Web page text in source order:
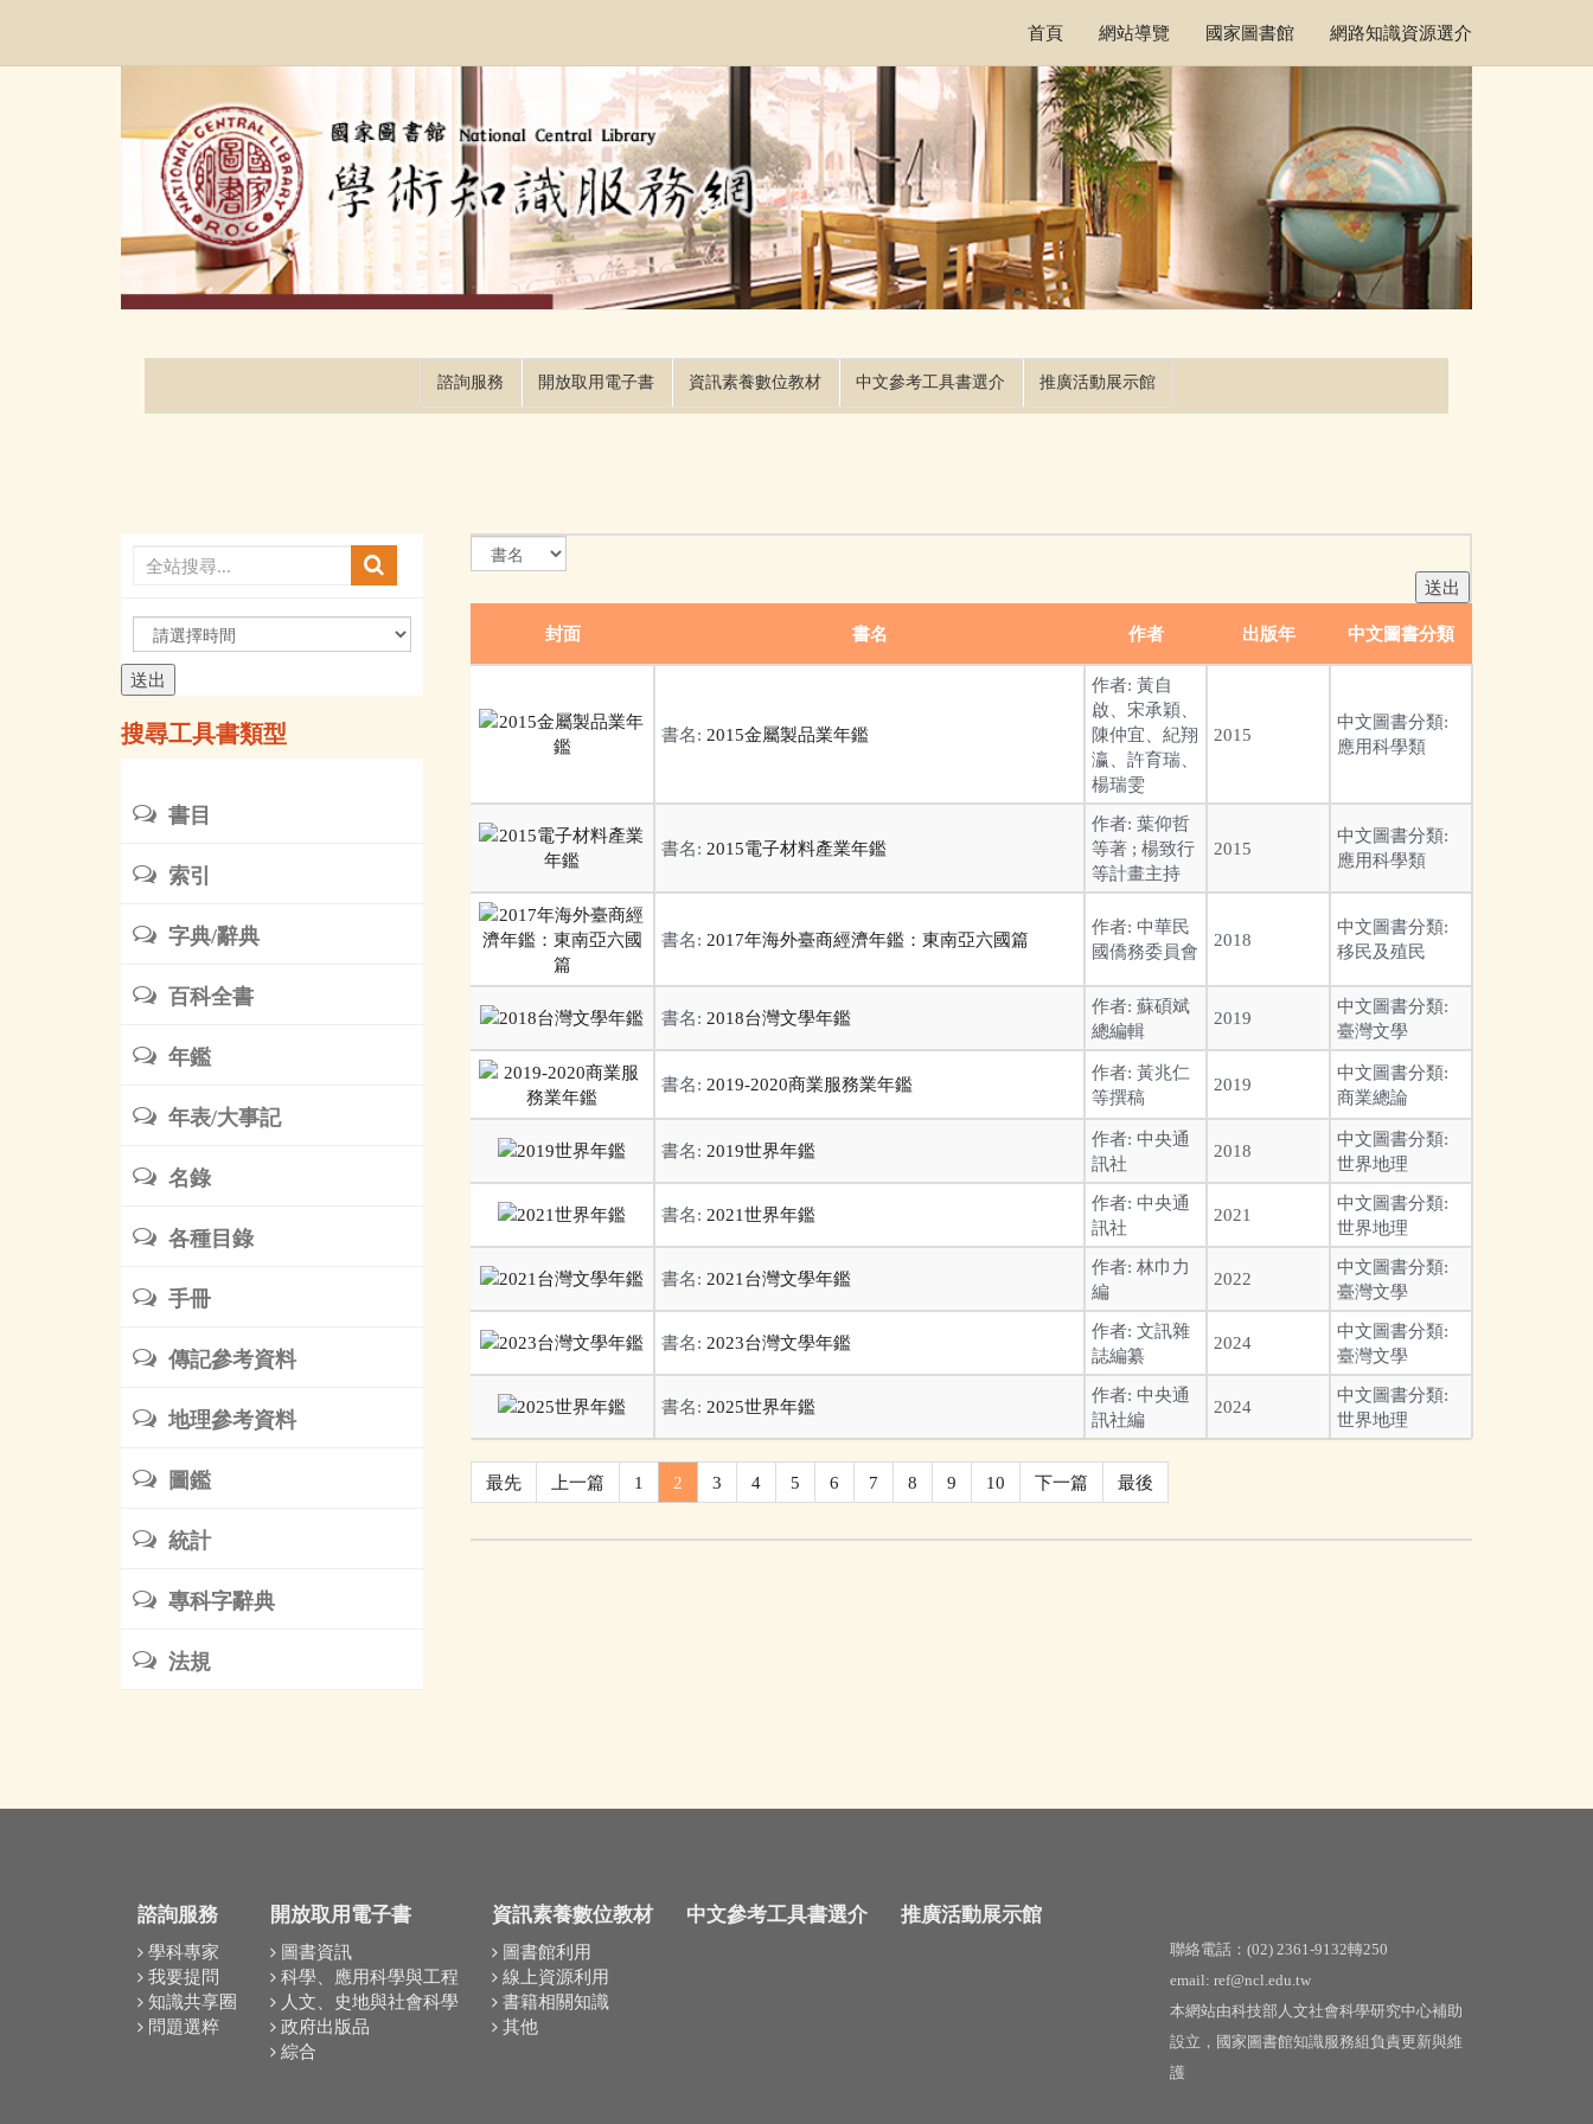
首頁
網站導覽 國家圖書館 網路知識資源選介
諮詢服務 開放取用電子書 資訊素養數位教材 中文參考工具書選介 推廣活動展示館
選
擇
時
間
搜尋工具書類型
書目
索引
字典/辭典
百科全書
年鑑
年表/大事記
名錄
各種目錄
手冊
傳記參考資料
地理參考資料
圖鑑
統計
專科字辭典
法規
封面 書名 作者 出版年 中文圖書分類
書名: 2015金屬製品業年鑑
作者: 黃自
啟、宋承穎、
陳仲宜、紀翔
瀛、許育瑞、
楊瑞雯
2015
中文圖書分類:
應用科學類
書名: 2015電子材料產業年鑑
作者: 葉仰哲
等著 ; 楊致行
等計畫主持
2015
中文圖書分類:
應用科學類
書名: 2017年海外臺商經濟年鑑：東南亞六國篇
作者: 中華民
國僑務委員會
2018
中文圖書分類:
移民及殖民
書名: 2018台灣文學年鑑
作者: 蘇碩斌
總編輯
2019
中文圖書分類:
臺灣文學
書名: 2019-2020商業服務業年鑑
作者: 黃兆仁
等撰稿
2019
中文圖書分類:
商業總論
書名: 2019世界年鑑
作者: 中央通
訊社
2018
中文圖書分類:
世界地理
書名: 2021世界年鑑
作者: 中央通
訊社
2021
中文圖書分類:
世界地理
書名: 2021台灣文學年鑑
作者: 林巾力
編
2022
中文圖書分類:
臺灣文學
書名: 2023台灣文學年鑑
作者: 文訊雜
誌編纂
2024
中文圖書分類:
臺灣文學
書名: 2025世界年鑑
作者: 中央通
訊社編
2024
中文圖書分類:
世界地理
最先 上一篇 1 2 3 4 5 6 7 8 9 10 下一篇 最後
諮詢服務
學科專家
我要提問
知識共享圈
問題選粹
開放取用電子書
圖書資訊
科學、應用科學與工程
人文、史地與社會科學
政府出版品
綜合
資訊素養數位教材
圖書館利用
線上資源利用
書籍相關知識
其他
中文參考工具書選介 推廣活動展示館
聯絡電話：(02) 2361-9132轉250
email: ref@ncl.edu.tw
本網站由科技部人文社會科學研究中心補助
設立，國家圖書館知識服務組負責更新與維
護